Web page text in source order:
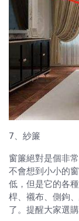
7、紗簾
窗簾絕對是個非
不會想到小小的
低，但是它的各
桿、襯布、側鉤
了。提醒大家選